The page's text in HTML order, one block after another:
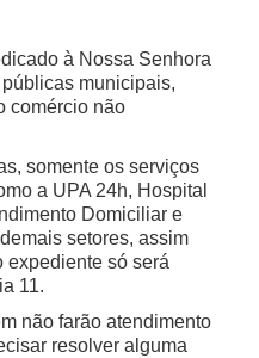
à Nossa Senhora
municipais,
comércio não
somente os serviços
a UPA 24h, Hospital
Domiciliar e
setores, assim
expediente só será
11.
não farão atendimento
resolver alguma